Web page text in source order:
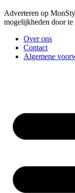
Adverteren op
mogelijkheden door te
Over ons
Contact
Algemene